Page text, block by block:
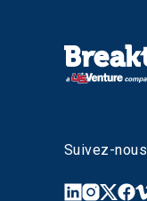
Suivez-nous